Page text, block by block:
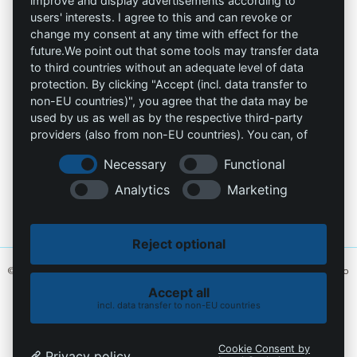
Omniprotect –
Tienda Online
Impresión
Contacto
info@die-schutzprofis.de
+49 (511) 679997-97
Wohlenbergstraße 6
Alemania
© 2026 Los profesionales de la protección. Hecho con amorMiU24®y alojado
users' interests. I agree to this and can revoke or
change my consent at any time with effect for the
future.We point out that some tools may transfer data
to third countries without an adequate level of data
protection. By clicking "Accept (incl. data transfer to
non-EU countries)", you agree that the data may be
used by us as well as by the respective third-party
providers (also from non-EU countries). You can, of
Necessary
Functional
Analytics
Marketing
Reject optional
Accept all
incl. data transfer to non-EU countries
Cookie Consent by